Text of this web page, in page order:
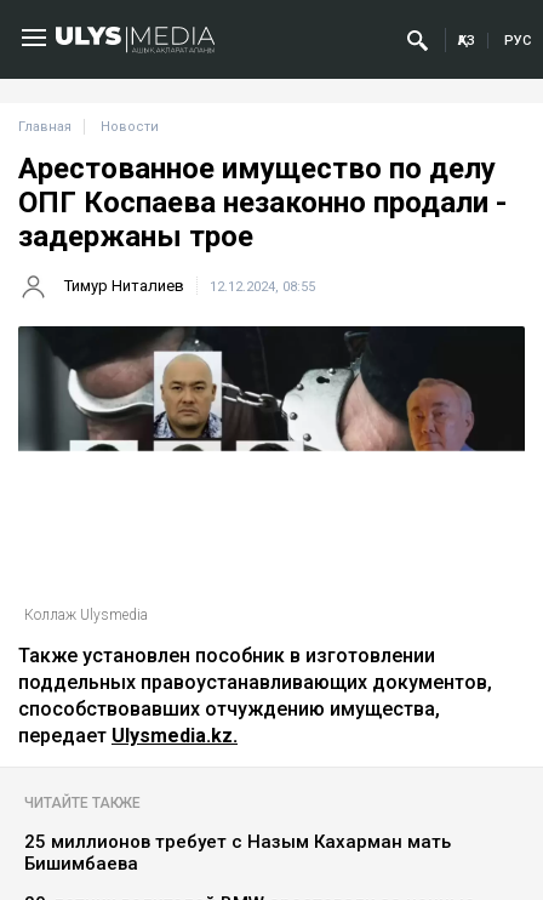
ҚАЗ РУС
Главная Новости
Арестованное имущество по делу
ОПГ Коспаева незаконно продали -
задержаны трое
Тимур Ниталиев 12.12.2024, 08:55
Коллаж Ulysmedia
Также установлен пособник в изготовлении
поддельных правоустанавливающих документов,
способствовавших отчуждению имущества,
передает Ulysmedia.kz.
ЧИТАЙТЕ ТАКЖЕ
25 миллионов требует с Назым Кахарман мать
Бишимбаева